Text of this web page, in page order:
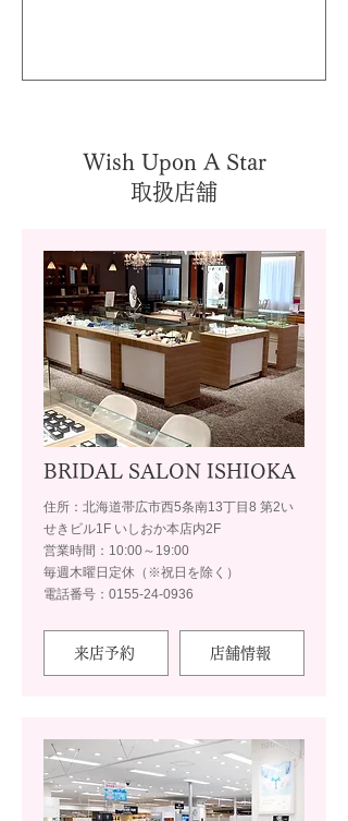
Wish Upon A Star
取扱店舗
BRIDAL SALON ISHIOKA
住所：北海道帯広市西5条南13丁目8 第2い
せきビル1F いしおか本店内2F
営業時間：10:00～19:00
毎週木曜日定休（※祝日を除く）
電話番号：0155-24-0936
来店予約 店舗情報